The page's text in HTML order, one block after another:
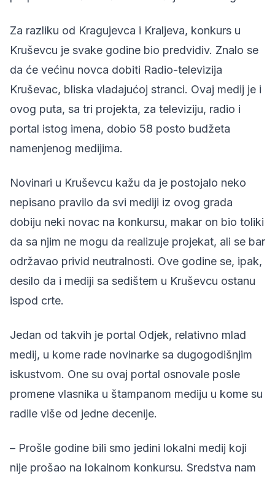
Za razliku od Kragujevca i Kraljeva, konkurs u
Kruševcu je svake godine bio predvidiv. Znalo se
da će većinu novca dobiti Radio-televizija
Kruševac, bliska vladajućoj stranci. Ovaj medij je i
ovog puta, sa tri projekta, za televiziju, radio i
portal istog imena, dobio 58 posto budžeta
namenjenog medijima.
Novinari u Kruševcu kažu da je postojalo neko
nepisano pravilo da svi mediji iz ovog grada
dobiju neki novac na konkursu, makar on bio toliki
da sa njim ne mogu da realizuje projekat, ali se bar
održavao privid neutralnosti. Ove godine se, ipak,
desilo da i mediji sa sedištem u Kruševcu ostanu
ispod crte.
Jedan od takvih je portal Odjek, relativno mlad
medij, u kome rade novinarke sa dugogodišnjim
iskustvom. One su ovaj portal osnovale posle
promene vlasnika u štampanom mediju u kome su
radile više od jedne decenije.
– Prošle godine bili smo jedini lokalni medij koji
nije prošao na lokalnom konkursu. Sredstva nam